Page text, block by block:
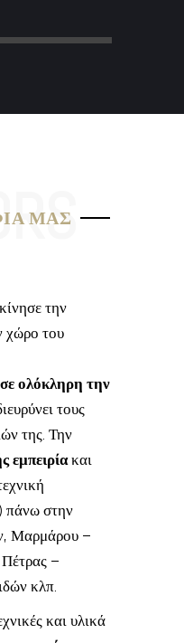
ΜΑΣ
την
χώρο του
σε ολόκληρη την
τους
της. Την
εμπειρίακαι
πάνω στην
Μαρμάρου –
–
κλπ.
και υλικά